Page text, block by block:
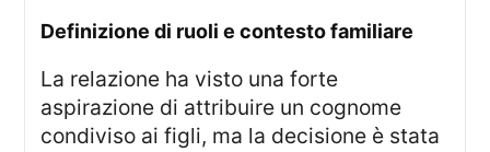
definizione di ruoli e contesto familiare
La relazione ha visto una forte
aspirazione di attribuire un cognome
condiviso ai figli, ma la decisione è stata